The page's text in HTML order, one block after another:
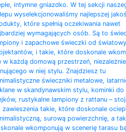
intymne gniazdko. W tej sekcji
wyselekcjonowaliśmy najlepszej
które spełnią oczekiwania nawet
wymagających osób. Są to
i zapachowe świeczki od
i takie, które doskonale
w każdą domową przestrzeń,
w niej stylu. Znajdziesz tu
świeczniki metalowe,
w skandynawskim stylu, kominki do
rustykalne lampiony z rattanu –
zawieszenia takie, które doskonale
surową powierzchnię, a
wkomponują w scenerię tarasu